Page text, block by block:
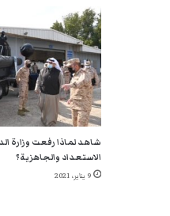
شاهد لماذا رفعت وزارة
الاستعداد والجاهزية؟
9 يناير، 2021